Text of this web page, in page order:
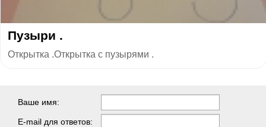
Пузыри .
Открытка .Открытка с пузырями .
Ваше имя:
E-mail для ответов: